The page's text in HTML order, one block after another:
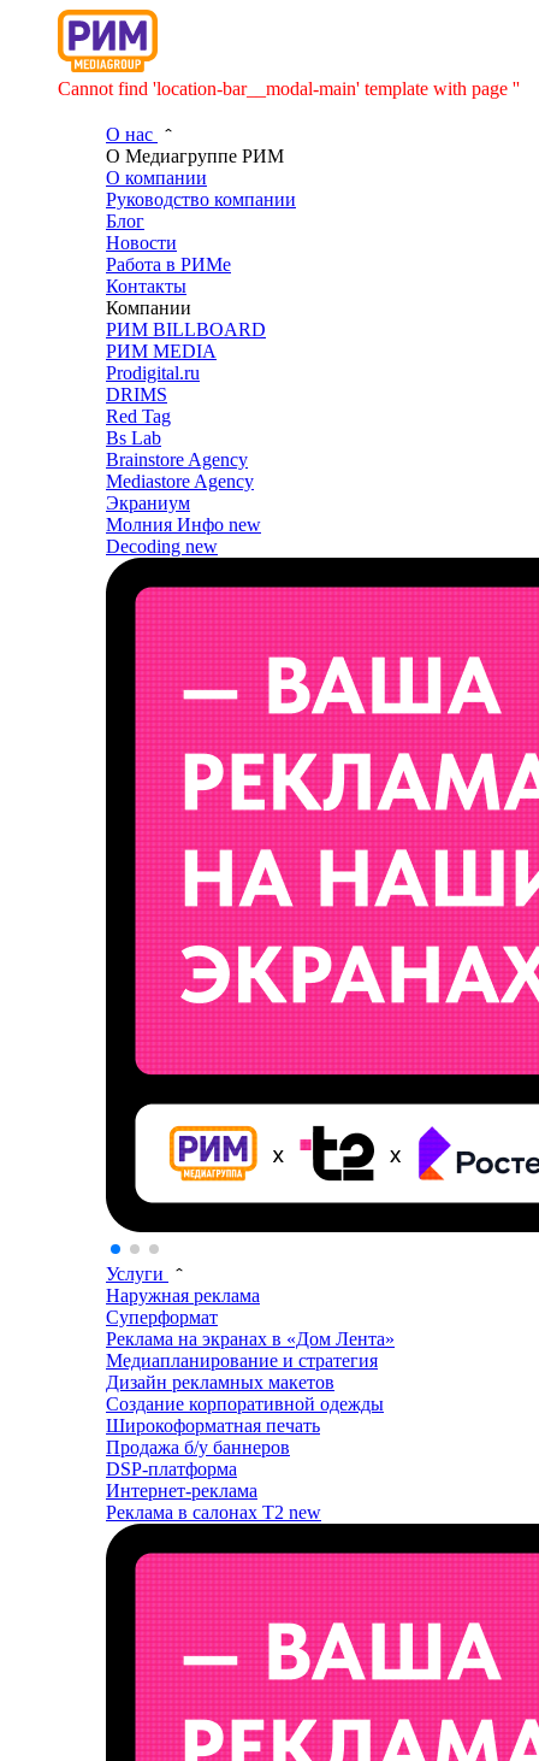
Cannot find 'location-bar__modal-main' template with page ''
О нас
О Медиагруппе РИМ
О компании
Руководство компании
Блог
Новости
Работа в РИМе
Контакты
Компании
РИМ BILLBOARD
РИМ MEDIA
Prodigital.ru
DRIMS
Red Tag
Bs Lab
Brainstore Agency
Mediastore Agency
Экраниум
Молния Инфо new
Decoding new
Услуги
Наружная реклама
Суперформат
Реклама на экранах в «Дом Лента»
Медиапланирование и стратегия
Дизайн рекламных макетов
Создание корпоративной одежды
Широкоформатная печать
Продажа б/у баннеров
DSP-платформа
Интернет-реклама
Реклама в салонах T2 new